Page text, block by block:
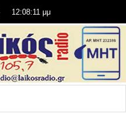
12:08:13 μμ